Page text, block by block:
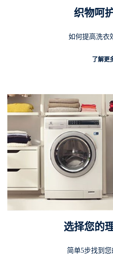
织物呵
如何提高洗衣
了解更
选择您的
简单5步找到